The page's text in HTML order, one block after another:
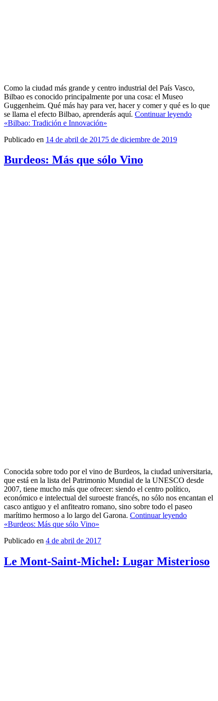
Como la ciudad más grande y centro industrial del País Vasco,
Bilbao es conocido principalmente por una cosa: el Museo
Guggenheim. Qué más hay para ver, hacer y comer y qué es lo que
se llama el efecto Bilbao, aprenderás aquí. Continuar leyendo
«Bilbao: Tradición e Innovación»
Publicado en 14 de abril de 20175 de diciembre de 2019
Burdeos: Más que sólo Vino
Conocida sobre todo por el vino de Burdeos, la ciudad universitaria,
que está en la lista del Patrimonio Mundial de la UNESCO desde
2007, tiene mucho más que ofrecer: siendo el centro político,
económico e intelectual del suroeste francés, no sólo nos encantan el
casco antiguo y el anfiteatro romano, sino sobre todo el paseo
marítimo hermoso a lo largo del Garona. Continuar leyendo
«Burdeos: Más que sólo Vino»
Publicado en 4 de abril de 2017
Le Mont-Saint-Michel: Lugar Misterioso